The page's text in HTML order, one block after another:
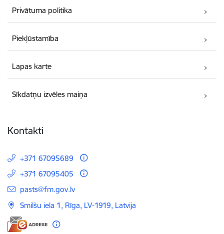
Privātuma politika
Piekļūstamība
Lapas karte
Sīkdatņu izvēles maiņa
Kontakti
+371 67095689
+371 67095405
E-pasts:
pasts@fm.gov.lv
Smilšu iela 1, Rīga, LV-1919, Latvija